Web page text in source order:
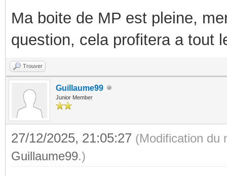
Ma boite de MP est pleine,
question, cela profitera a tout
Trouver
Guillaume99
Junior Member
27/12/2025, 21:05:27 (Modification du
Guillaume99.)